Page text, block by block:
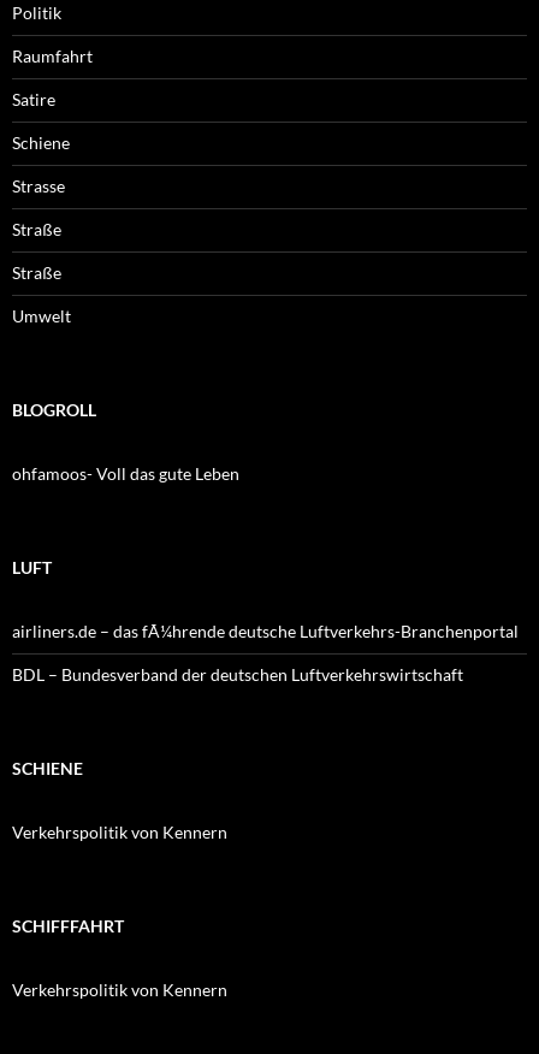
Politik
Raumfahrt
Satire
Schiene
Strasse
Straße
Straße
Umwelt
BLOGROLL
ohfamoos- Voll das gute Leben
LUFT
airliners.de – das fÃ¼hrende deutsche Luftverkehrs-Branchenportal
BDL – Bundesverband der deutschen Luftverkehrswirtschaft
SCHIENE
Verkehrspolitik von Kennern
SCHIFFFAHRT
Verkehrspolitik von Kennern